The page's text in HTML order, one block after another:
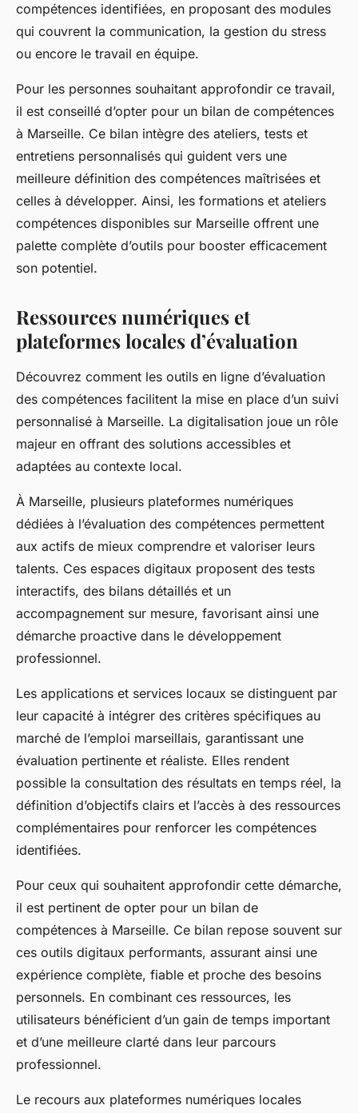
compétences identifiées, en proposant des modules
qui couvrent la communication, la gestion du stress
ou encore le travail en équipe.
Pour les personnes souhaitant approfondir ce travail,
il est conseillé d’opter pour un bilan de compétences
à Marseille. Ce bilan intègre des ateliers, tests et
entretiens personnalisés qui guident vers une
meilleure définition des compétences maîtrisées et
celles à développer. Ainsi, les formations et ateliers
compétences disponibles sur Marseille offrent une
palette complète d’outils pour booster efficacement
son potentiel.
Ressources numériques et
plateformes locales d’évaluation
Découvrez comment les outils en ligne d’évaluation
des compétences facilitent la mise en place d’un suivi
personnalisé à Marseille. La digitalisation joue un rôle
majeur en offrant des solutions accessibles et
adaptées au contexte local.
À Marseille, plusieurs plateformes numériques
dédiées à l’évaluation des compétences permettent
aux actifs de mieux comprendre et valoriser leurs
talents. Ces espaces digitaux proposent des tests
interactifs, des bilans détaillés et un
accompagnement sur mesure, favorisant ainsi une
démarche proactive dans le développement
professionnel.
Les applications et services locaux se distinguent par
leur capacité à intégrer des critères spécifiques au
marché de l’emploi marseillais, garantissant une
évaluation pertinente et réaliste. Elles rendent
possible la consultation des résultats en temps réel, la
définition d’objectifs clairs et l’accès à des ressources
complémentaires pour renforcer les compétences
identifiées.
Pour ceux qui souhaitent approfondir cette démarche,
il est pertinent de opter pour un bilan de
compétences à Marseille. Ce bilan repose souvent sur
ces outils digitaux performants, assurant ainsi une
expérience complète, fiable et proche des besoins
personnels. En combinant ces ressources, les
utilisateurs bénéficient d’un gain de temps important
et d’une meilleure clarté dans leur parcours
professionnel.
Le recours aux plateformes numériques locales